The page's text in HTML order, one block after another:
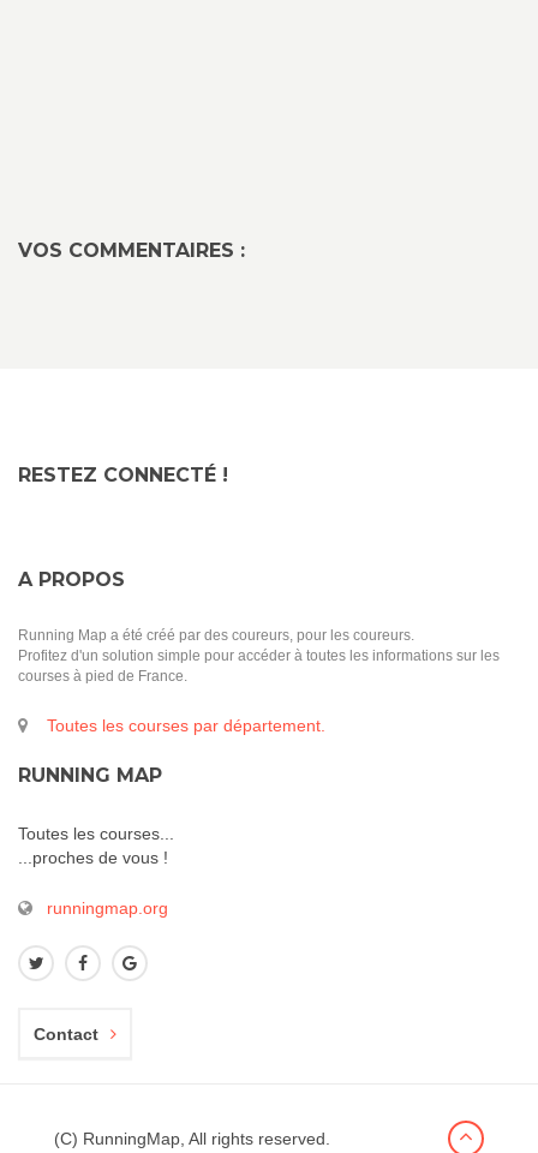
VOS COMMENTAIRES :
RESTEZ CONNECTÉ !
A PROPOS
Running Map a été créé par des coureurs, pour les coureurs.
Profitez d'un solution simple pour accéder à toutes les informations sur les
courses à pied de France.
Toutes les courses par département.
RUNNING MAP
Toutes les courses...
...proches de vous !
runningmap.org
Contact
(C) RunningMap, All rights reserved.